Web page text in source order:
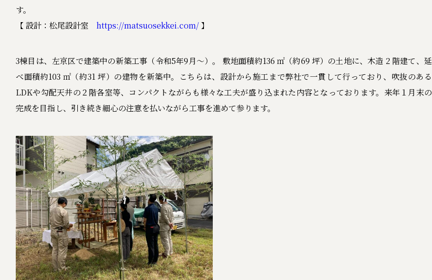
す。
【 設計：松尾設計室 https://matsuosekkei.com/】
3棟目は、左京区で建築中の新築工事（令和5年9月～）。 敷地面積約136 ㎡（約69 坪）の土地に、木造 2 階建て、延
べ面積約103 ㎡（約31 坪）の建物を新築中。こちらは、設計から施工まで弊社で一貫して行っており、吹抜のある
LDKや勾配天井の２階各室等、コンパクトながらも様々な工夫が盛り込まれた内容となっております。来年１月末の
完成を目指し、引き続き細心の注意を払いながら工事を進めて参ります。